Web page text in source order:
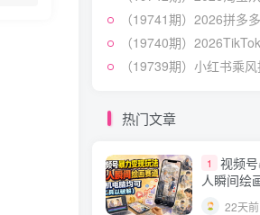
5 （
局短视频
授×标准
计×AI提
12天前
（19741期）2026拼多多双打强付费全攻略-62期；成本推广加托管
（19740期）2026TikTok短剧出海实战课：IAA广告分账×IAP付
（19739期）小红书乘风投放-100分钟实操课｜开户返点·标准投搭
热门文章
1
视频
人瞬间绘
均可
22天前